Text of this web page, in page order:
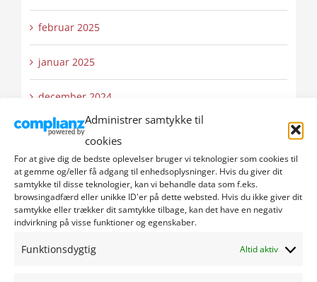
Administrer samtykke til
cookies
For at give dig de bedste oplevelser bruger vi teknologier som cookies til
at gemme og/eller få adgang til enhedsoplysninger. Hvis du giver dit
samtykke til disse teknologier, kan vi behandle data som f.eks.
browsingadfærd eller unikke ID'er på dette websted. Hvis du ikke giver dit
samtykke eller trækker dit samtykke tilbage, kan det have en negativ
indvirkning på visse funktioner og egenskaber.
Funktionsdygtig Altid aktiv
februar 2025
januar 2025
december 2024
november 2024
oktober 2024
september 2024